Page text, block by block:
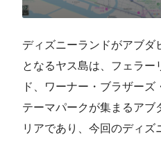
ディズニーランドがアブダ
となるヤス島は、フェラー
ド、ワーナー・ブラザー
テーマパークが集まるアブ
リアであり、今回のディズ